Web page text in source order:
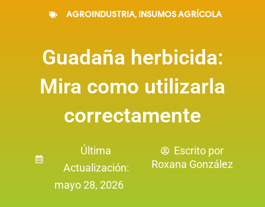
AGROINDUSTRIA, INSUMOS AGRÍCOLA
Guadaña herbicida:
Mira como utilizarla
correctamente
Última
Actualización:
mayo 28, 2026
Escrito por
Roxana González